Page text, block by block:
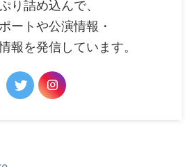
り詰め込んで、
ートや公演情報・
報を発信しています。